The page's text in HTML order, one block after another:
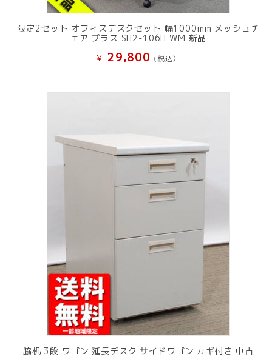
限定2セット オフィスデスクセット 幅1000mm メッシュチ
ェア プラス SH2-106H WM 新品
¥ 29,800 (税込）
脇机 3段 ワゴン 延長デスク サイドワゴン カギ付き 中古